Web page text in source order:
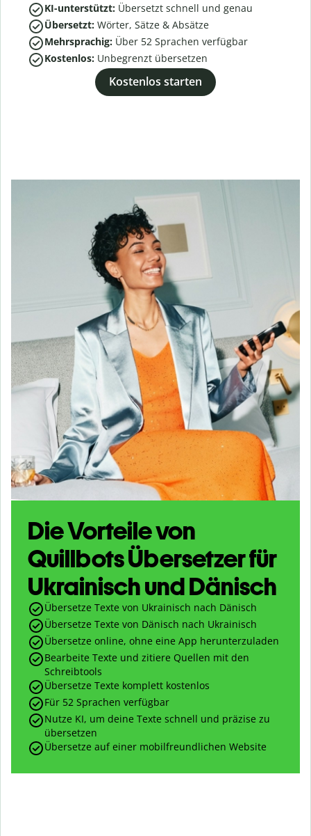
KI-unterstützt: Übersetzt schnell und genau
Übersetzt: Wörter, Sätze & Absätze
Mehrsprachig: Über 52 Sprachen verfügbar
Kostenlos: Unbegrenzt übersetzen
Kostenlos starten
Die Vorteile von
Quillbots Übersetzer für
Ukrainisch und Dänisch
Übersetze Texte von Ukrainisch nach Dänisch
Übersetze Texte von Dänisch nach Ukrainisch
Übersetze online, ohne eine App herunterzuladen
Bearbeite Texte und zitiere Quellen mit den
Schreibtools
Übersetze Texte komplett kostenlos
Für 52 Sprachen verfügbar
Nutze KI, um deine Texte schnell und präzise zu
übersetzen
Übersetze auf einer mobilfreundlichen Website